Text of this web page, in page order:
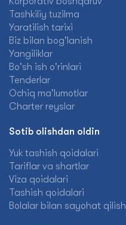
Tashkiliy tuzilma
Yaratilish tarixi
Biz bilan bog'lanish
Yangiliklar
Bo'sh ish o'rinlari
Tenderlar
Ochiq ma'lumotlar
Charter reyslar
Sotib olishdan oldin
Yuk tashish qoidalari
Tariflar va shartlar
Viza qoidalari
Tashish qoidalari
Bolalar bilan sayohat qilish